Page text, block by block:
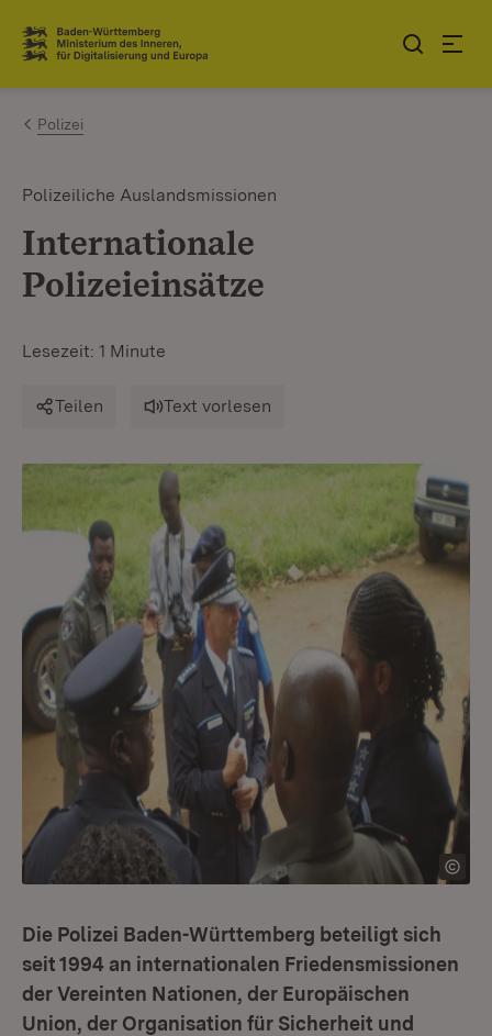
Zum Inhalt springen
Link zur Startseite
Polizei
Polizeiliche Auslandsmissionen
Internationale
Polizeieinsätze
Lesezeit: 1 Minute
Teilen Text vorlesen
Die Polizei Baden-Württemberg beteiligt sich
seit 1994 an internationalen Friedensmissionen
der Vereinten Nationen, der Europäischen
Union, der Organisation für Sicherheit und